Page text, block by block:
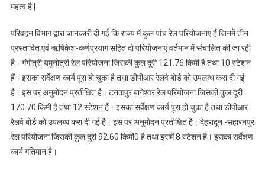
सम्बन्ध
ली
महत्व है |
परिवहन विभाग द्वारा जानकारी दी गई कि राज्य में कुल पांच रेल परियोजनाएं हैं जिनमें तीन
प्रस्तावित एवं ऋषिकेश-कर्णप्रयाग सहित दो परियोजनाएं वर्तमान में संचालित की जा रही
है। गंगोत्री यमुनोत्री रेल परियोजना जिसकी कुल दूरी 121.76 किमी है तथा 10 स्टेशन
हैं। इसका सर्वेक्षण कार्य पूरा हो चुका है तथा डीपीआर रेलवे बोर्ड को उपलब्ध करा दी गई
है। इस पर अनुमोदन प्रतीक्षित है। टनकपुर बागेश्वर रेल परियोजना जिसकी कुल दूरी
170.70 किमी है तथा 12 स्टेशन हैं। इसका सर्वेक्षण कार्य पूरा हो चुका है तथा डीपीआर
रेलवे बोर्ड को उपलब्ध करा दी गई है। इस पर अनुमोदन प्रतीक्षित है। देहरादून -सहारनपुर
रेल परियोजना जिसकी कुल दूरी 92.60 किमी0 है तथा इसमें 8 स्टेशन है। इसका सर्वेक्षण
कार्य गतिमान है।